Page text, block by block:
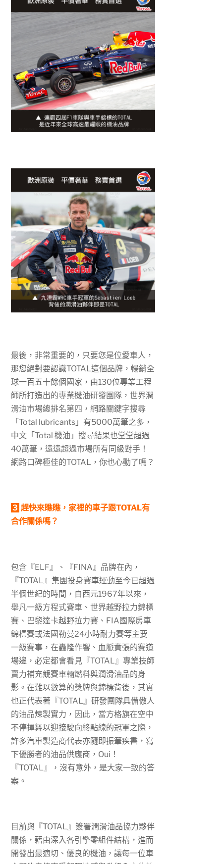
最後，非常重要的，只要您是位愛車人，
那您絕對要認識TOTAL這個品牌，暢銷全
球一百五十餘個國家，由130位專業工程
師所打造出的專業機油研發團隊，世界潤
滑油市場總排名第四，網路關鍵字搜尋
「Total lubricants 」有5000萬筆之多，
中文「Total機油」搜尋結果也堂堂超過
40萬筆，遠遠超過市場所有同級對手！
網路口碑極佳的TOTAL，你也心動了嗎？
3 趕快來瞧瞧，家裡的車子跟TOTAL有
合作關係嗎 ？
包含『ELF 』、『FINA 』品牌在內，
『TOTAL 』集團投身賽車運動至今已超過
半個世紀的時間，自西元1967年以來，
舉凡一級方程式賽車、世界越野拉力錦標
賽、巴黎達卡越野拉力賽、 FIA國際房車
錦標賽或法國勒曼24小時耐力賽等主要
一級賽事，在轟隆作響、血脈賁張的賽道
場邊，必定都會看見『TOTAL 』專業技師
賣力補充競賽車輛燃料與潤滑油品的身
影。在難以數算的獎牌與錦標背後，其實
也正代表著『TOTAL 』研發團隊具備傲人
的油品煉製實力，因此，當方格旗在空中
不停揮舞以迎接駛向終點線的冠軍之際，
許多汽車製造商代表亦隨即振筆疾書，寫
下優勝者的油品供應商， Oui ！
『TOTAL 』，沒有意外，是大家一致的答
案。
目前與『TOTAL』簽署潤滑油品協力夥伴
關係，藉由深入各引擎零組件結構，進而
開發出最適切、優良的機油，讓每一位車